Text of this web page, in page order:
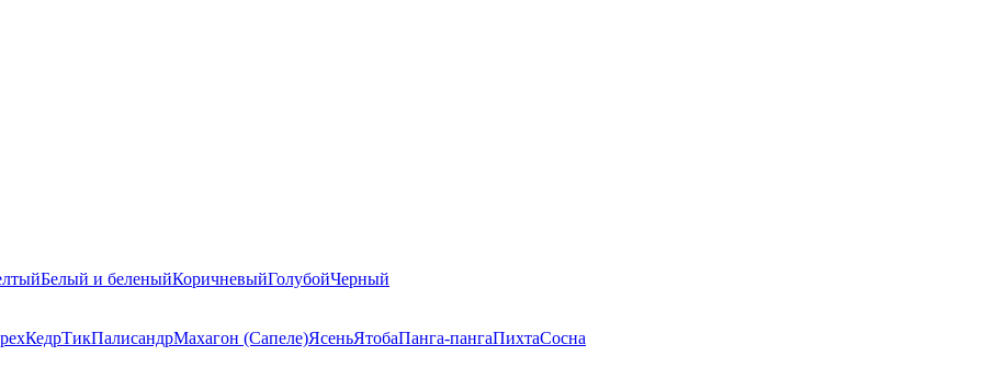
Белый и беленыйКоричневыйГолубойЧерный
КедрТикПалисандрМахагон (Сапеле)ЯсеньЯтобаПанга-пангаПихтаСосна